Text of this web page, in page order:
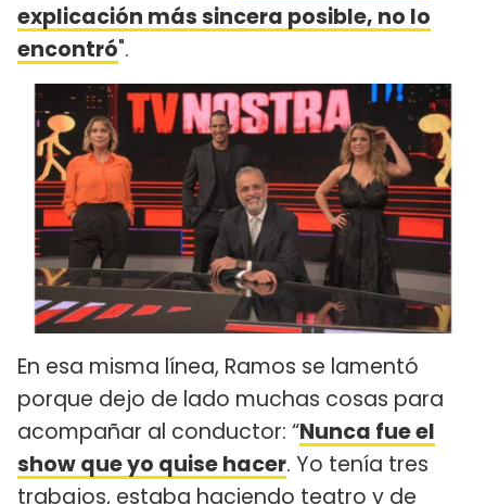
explicación más sincera posible, no lo
encontró".
En esa misma línea, Ramos se lamentó
porque dejo de lado muchas cosas para
acompañar al conductor: “Nunca fue el
show que yo quise hacer. Yo tenía tres
trabajos, estaba haciendo teatro y de